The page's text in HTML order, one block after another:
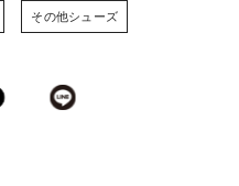
その他シューズ